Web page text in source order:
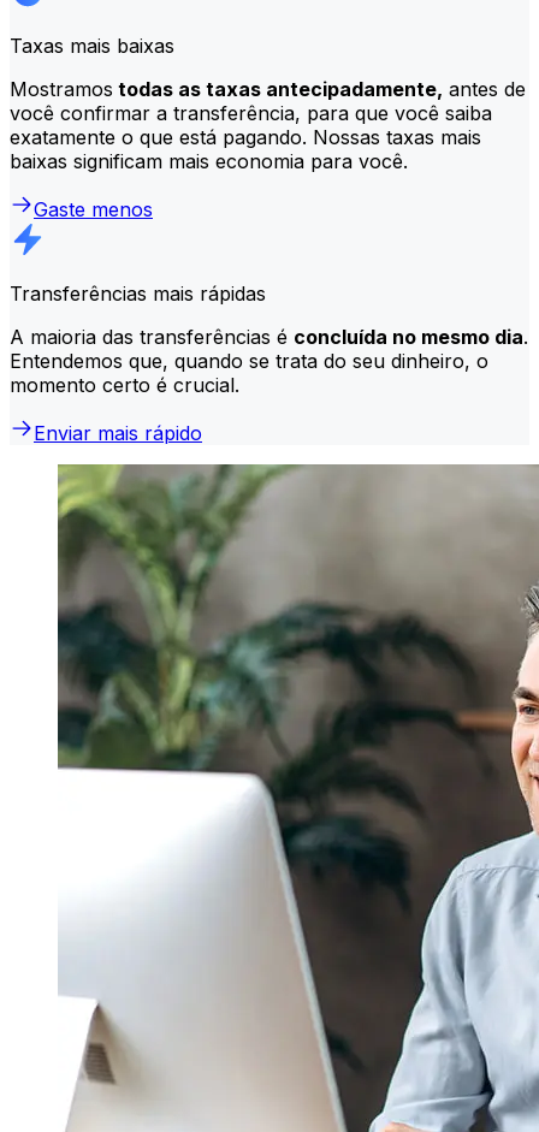
Taxas mais baixas
Mostramos todas as taxas antecipadamente, antes de
você confirmar a transferência, para que você saiba
exatamente o que está pagando. Nossas taxas mais
baixas significam mais economia para você.
Gaste menos
Transferências mais rápidas
A maioria das transferências é concluída no mesmo dia.
Entendemos que, quando se trata do seu dinheiro, o
momento certo é crucial.
Enviar mais rápido